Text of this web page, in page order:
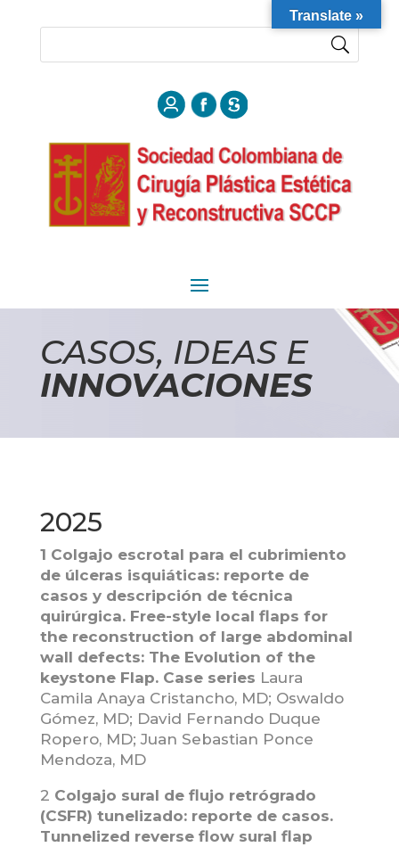
CASOS, IDEAS E
INNOVACIONES
2025
1 Colgajo escrotal para el cubrimiento
de úlceras isquiáticas: reporte de
casos y descripción de técnica
quirúrgica. Free-style local flaps for
the reconstruction of large abdominal
wall defects: The Evolution of the
keystone Flap. Case series Laura
Camila Anaya Cristancho, MD; Oswaldo
Gómez, MD; David Fernando Duque
Ropero, MD; Juan Sebastian Ponce
Mendoza, MD
2 Colgajo sural de flujo retrógrado
(CSFR) tunelizado: reporte de casos.
Tunnelized reverse flow sural flap
Translate »